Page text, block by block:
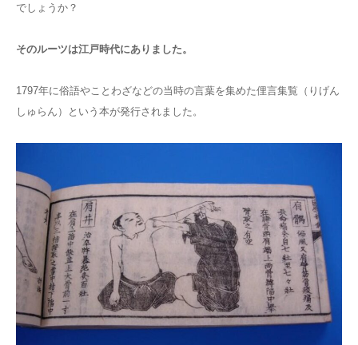
でしょうか？
そのルーツは江戸時代にありました。
1797年に俗語やことわざなどの当時の言葉を集めた俚言集覧（りげん
しゅらん）という本が発行されました。